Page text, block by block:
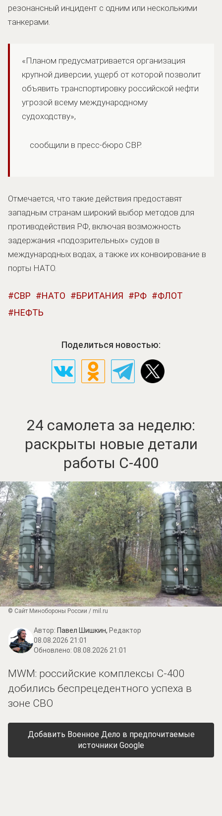
резонансный инцидент с одним или несколькими
танкерами.
«Планом предусматривается организация
крупной диверсии, ущерб от которой позволит
объявить транспортировку российской нефти
угрозой всему международному
судоходству»,
сообщили в пресс-бюро СВР.
Отмечается, что такие действия предоставят
западным странам широкий выбор методов для
противодействия РФ, включая возможность
задержания «подозрительных» судов в
международных водах, а также их конвоирование в
порты НАТО.
СВР НАТО БРИТАНИЯ РФ
ФЛОТ
НЕФТЬ
Поделиться новостью:
24 самолета за неделю:
раскрыты новые детали
работы С-400
© Сайт Минобороны России / mil.ru
Автор: Павел Шишкин, Редактор
08.08.2026 21:01
Обновлено: 08.08.2026 21:01
MWM: российские комплексы С-400
добились беспрецедентного успеха в
зоне СВО
Добавить Военное Дело в предпочитаемые
источники Google